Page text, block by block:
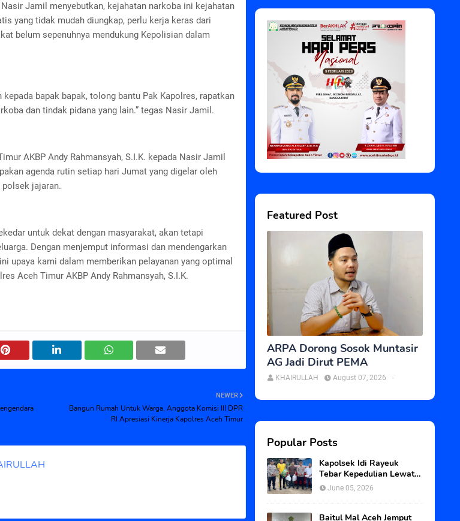
Jamil menyebutkan, kejahatan narkoba ini kejahatan
yang tidak mudah diungkap, perlu kerja keras dari
belum sepenuhnya mendukung Kepolisian dalam
kepada bapak bapak, tolong bantu Pak Kapolres, rapatkan
dan tindak pidana yang lain.” tegas Nasir Jamil.
AKBP Andy Rahmansyah, S.I.K. kepada Nasir Jamil
agenda rutin setiap hari Jumat yang digelar oleh
jajaran.
untuk dekat dengan masyarakat, akan tetapi
Dengan menjemput informasi dan mendengarkan
upaya kami dalam memberikan pelayanan yang optimal
Aceh Timur AKBP Andy Rahmansyah, S.I.K.
NEWER
Bangun Rumah Untuk Warga, Anggota Komisi III DPR
RI Apresiasi Kinerja Kapolres Aceh Timur
Featured Post
ARPA Dorong Sosok Muntasir
AG Jadi Dirut PEMA
KHAIRULLAH -
August 07, 2026
Popular Posts
Kapolsek Idi Rayeuk
Tebar Kepedulian Lewat
Program Jum’at Berkah
June 05, 2026
Baitul Mal Aceh Jemput